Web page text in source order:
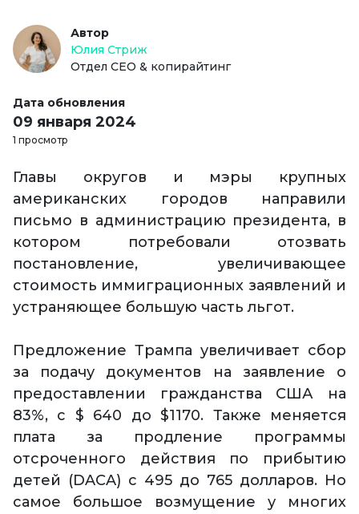
Автор
Юлия Стриж
Отдел СЕО & копирайтинг
Дата обновления
09 января 2024
1 просмотр
Главы округов и мэры крупных
американских городов направили
письмо в администрацию президента, в
котором потребовали отозвать
постановление, увеличивающее
стоимость иммиграционных заявлений и
устраняющее большую часть льгот.
Предложение Трампа увеличивает сбор
за подачу документов на заявление о
предоставлении гражданства США на
83%, с $ 640 до $1170. Также меняется
плата за продление программы
отсроченного действия по прибытию
детей (DACA) с 495 до 765 долларов. Но
самое большое возмущение у многих